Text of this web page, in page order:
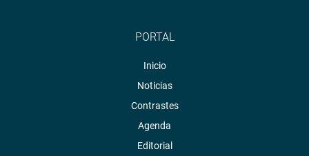
PORTAL
Inicio
Noticias
Contrastes
Agenda
Editorial